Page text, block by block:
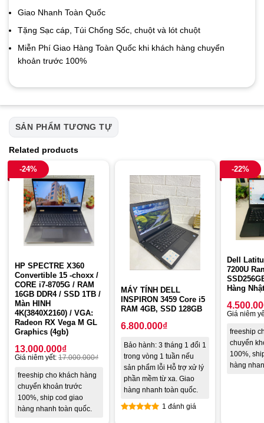
Giao Nhanh Toàn Quốc
Tặng Sạc cáp, Túi Chống Sốc, chuột và lót chuột
Miễn Phí Giao Hàng Toàn Quốc khi khách hàng chuyển
khoản trước 100%
SẢN PHẨM TƯƠNG TỰ
Related products
-24%
HP SPECTRE X360
Convertible 15 -choxx /
CORE i7-8705G / RAM
16GB DDR4 / SSD 1TB /
Màn HINH
4K(3840X2160) / VGA:
Radeon RX Vega M GL
Graphics (4gb)
13.000.000₫
Giá niêm yết: 17.000.000₫
freeship cho khách hàng
chuyển khoản trước
100%, ship cod giao
hàng nhanh toàn quốc.
MÁY TÍNH DELL
INSPIRON 3459 Core i5
RAM 4GB, SSD 128GB
6.800.000₫
Bảo hành: 3 tháng 1 đổi 1
trong vòng 1 tuần nếu
sản phẩm lỗi Hỗ trợ xử lý
phần mềm từ xa. Giao
hàng nhanh toàn quốc.
1 đánh giá
-22%
Dell
7200U
Hàng
Giá niêm
freeship
chuyển
100%,
hàng